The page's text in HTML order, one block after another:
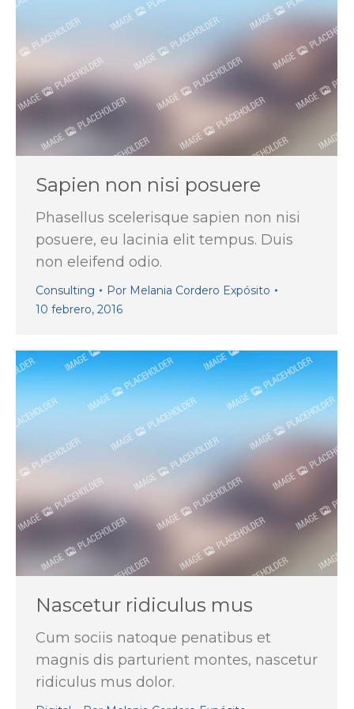
Sapien non nisi posuere
Phasellus scelerisque sapien non nisi
posuere, eu lacinia elit tempus. Duis
non eleifend odio.
Consulting Por Melania Cordero Expósito
10 febrero, 2016
Nascetur ridiculus mus
Cum sociis natoque penatibus et
magnis dis parturient montes, nascetur
ridiculus mus dolor.